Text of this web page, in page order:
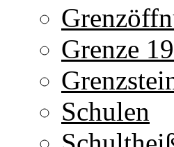
Grenze
Schulen